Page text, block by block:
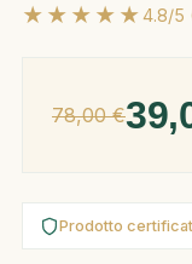
★★★★★4.8/5
78,00 €
Prodotto